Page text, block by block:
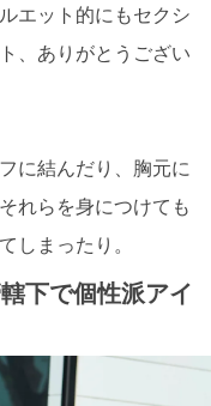
エット的にもセクシ
、ありがとうござい
に結んだり、胸元に
れらを身につけても
しまったり。
下で個性派アイ